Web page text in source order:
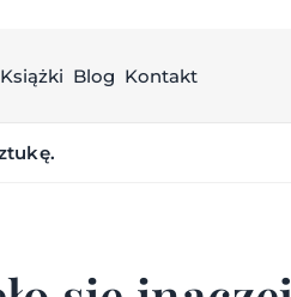
Książki Blog Kontakt